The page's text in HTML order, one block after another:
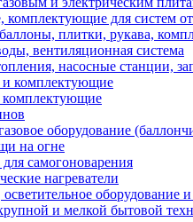
комплектующие для систем
плитки, рукава,
вентиляционная система
насосные станции,
и комплектующие
оборудование
на огне
самогоноварения
нагреватели
оборудование
и мелкой бытовой